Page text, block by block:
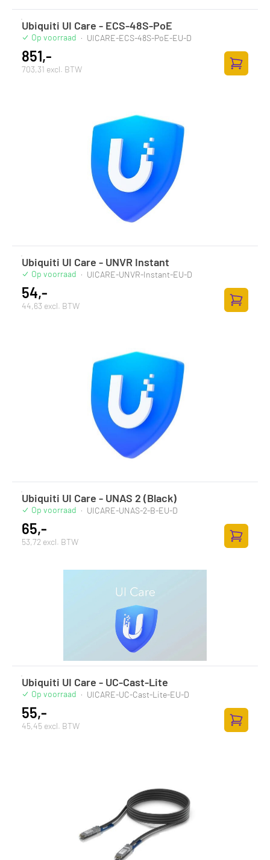
Ubiquiti UI Care - ECS-48S-PoE
Op voorraad · UICARE-ECS-48S-PoE-EU-D
851,-
703,31 excl. BTW
Zum
Ubiquiti UI Care - UNVR Instant
Op voorraad · UICARE-UNVR-Instant-EU-D
54,-
44,63 excl. BTW
Zum
Ubiquiti UI Care - UNAS 2 (Black)
Op voorraad · UICARE-UNAS-2-B-EU-D
65,-
53,72 excl. BTW
Zum
Ubiquiti UI Care - UC-Cast-Lite
Op voorraad · UICARE-UC-Cast-Lite-EU-D
55,-
45,45 excl. BTW
Zum